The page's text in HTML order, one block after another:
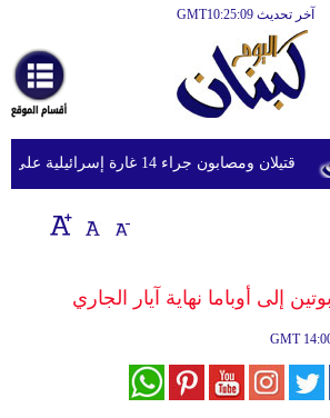
آخر تحديث GMT10:25:09
أخبارعاجلة
رياضة
ثقافة
إقتصاد
وموسيقى
قتيلان ومصابون جراء 14 غارة إسرائيلية على شرق وجنوب لبنان
إلى أوباما نهاية آيار الجاري
GMT